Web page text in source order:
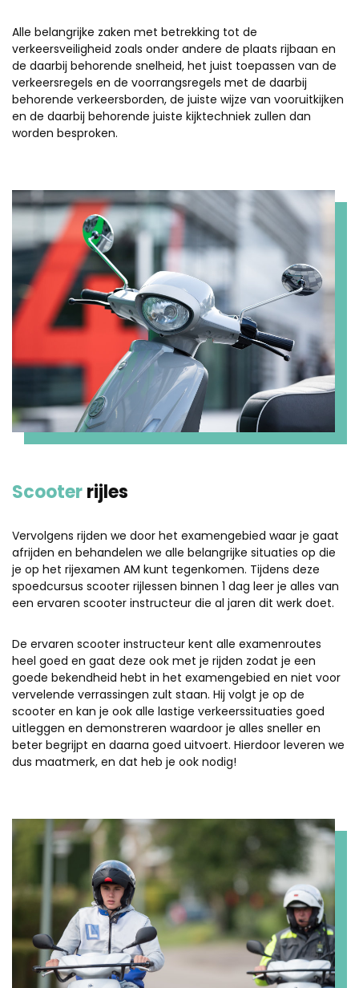
Alle belangrijke zaken met betrekking tot de
verkeersveiligheid zoals onder andere de plaats rijbaan en
de daarbij behorende snelheid, het juist toepassen van de
verkeersregels en de voorrangsregels met de daarbij
behorende verkeersborden, de juiste wijze van vooruitkijken
en de daarbij behorende juiste kijktechniek zullen dan
worden besproken.
Scooterrijles
Vervolgens rijden we door het examengebied waar je gaat
afrijden en behandelen we alle belangrijke situaties op die
je op het rijexamen AM kunt tegenkomen. Tijdens deze
spoedcursus scooter rijlessen binnen 1 dag leer je alles van
een ervaren scooter instructeur die al jaren dit werk doet.
De ervaren scooter instructeur kent alle examenroutes
heel goed en gaat deze ook met je rijden zodat je een
goede bekendheid hebt in het examengebied en niet voor
vervelende verrassingen zult staan. Hij volgt je op de
scooter en kan je ook alle lastige verkeerssituaties goed
uitleggen en demonstreren waardoor je alles sneller en
beter begrijpt en daarna goed uitvoert. Hierdoor leveren we
dus maatmerk, en dat heb je ook nodig!